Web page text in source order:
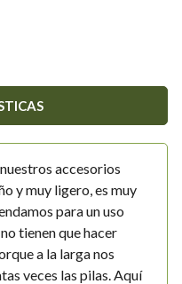
accesorios
y muy ligero, es muy
para un uso
tienen que hacer
a la larga nos
veces las pilas. Aquí